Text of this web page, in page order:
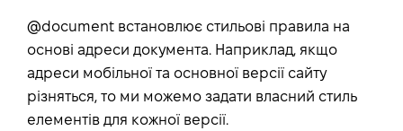
@document встановлює стильові правила на
основі адреси документа. Наприклад, якщо
адреси мобільної та основної версії сайту
різняться, то ми можемо задати власний стиль
елементів для кожної версії.